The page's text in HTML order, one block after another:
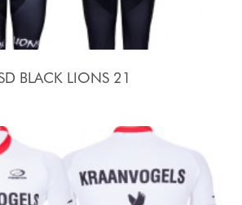
BLACK LIONS 21